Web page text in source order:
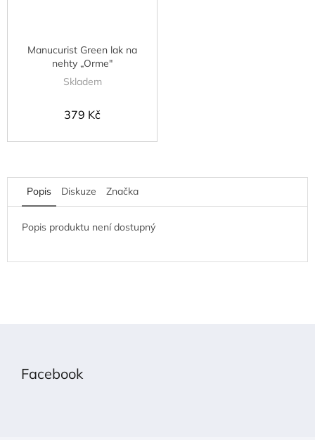
Manucurist Green lak na
nehty „Orme"
Skladem
379 Kč
Popis Diskuze Značka
Popis produktu není dostupný
Facebook